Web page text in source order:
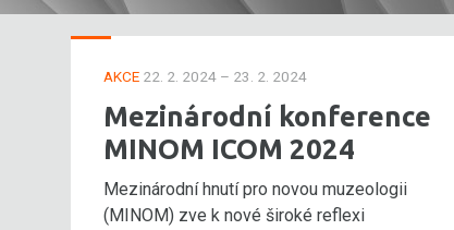
AKCE 22. 2. 2024 – 23. 2. 2024
Mezinárodní konference
MINOM ICOM 2024
Mezinárodní hnutí pro novou muzeologii
(MINOM) zve k nové široké reflexi